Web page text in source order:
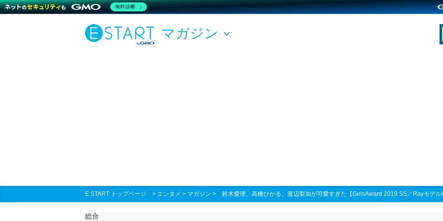
マガジン
E START トップページ > エンタメ > マガジン > 鈴木愛理、高橋ひかる、渡辺梨加が可愛すぎた【GirlsAward 2019 SS／Rayモデル
総合
無料診断